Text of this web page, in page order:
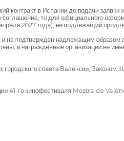
в Испании до подачи
то для официального
2027 года), не подлежащий
не подтвержден надлежащим образом
а награжденные организации не
совета Валенсии, Законом
41-го кинофестиваля Mostra de